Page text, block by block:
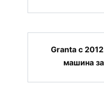
Granta с
машина